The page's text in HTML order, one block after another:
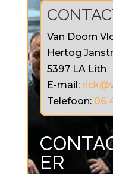
Van Doorn
Hertog
5397 LA Lith
E-mail:
Telefoon: 06
ER